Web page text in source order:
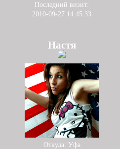
Последний визит:
2010-09-27 14:45:33
Настя
Откуда: Уфа